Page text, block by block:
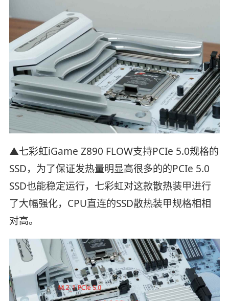
▲七彩虹iGame Z890 FLOW支持PCIe 5.0规格的
SSD，为了保证发热量明显高很多的的PCIe 5.0
SSD也能稳定运行，七彩虹对这款散热装甲进行
了大幅强化，CPU直连的SSD散热装甲规格相相
对高。